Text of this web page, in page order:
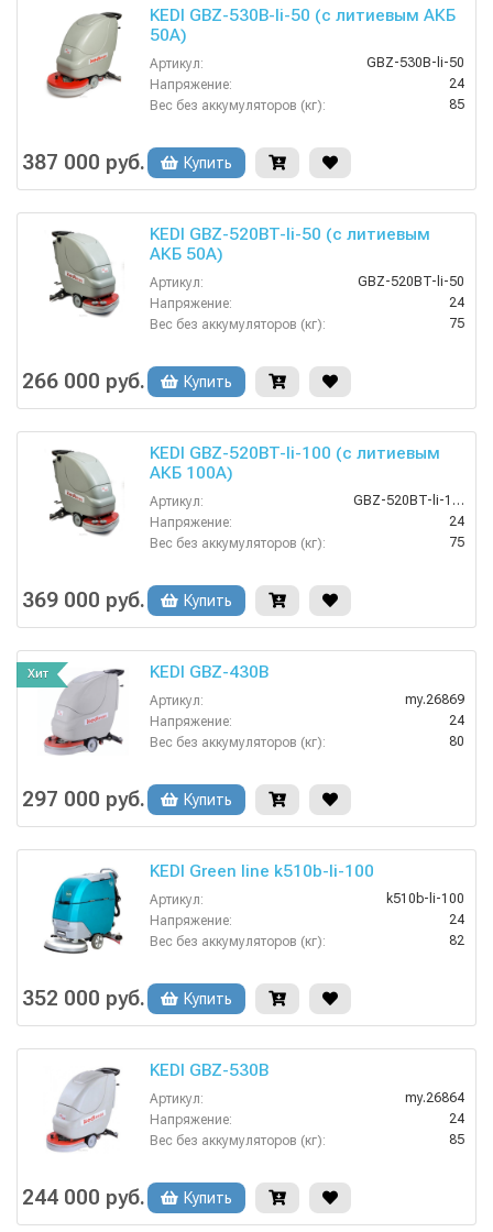
KEDI GBZ-530B-li-50 (с литиевым АКБ
50А)
Артикул:
GBZ-530B-li-50
Напряжение:
24
Вес без аккумуляторов (кг):
85
Габариты:
Давление прижима щеток:
387 000 руб. Купить
KEDI GBZ-520BT-li-50 (с литиевым
АКБ 50А)
Артикул:
GBZ-520BT-li-50
Напряжение:
24
Вес без аккумуляторов (кг):
75
Время заряда аккумуляторов:
Время работы от аккумуляторов (ч):
266 000 руб. Купить
KEDI GBZ-520BT-li-100 (с литиевым
АКБ 100А)
Артикул:
GBZ-520BT-li-100
Напряжение:
24
Вес без аккумуляторов (кг):
75
Время заряда аккумуляторов:
Время работы от аккумуляторов (ч):
369 000 руб. Купить
Хит KEDI GBZ-430B
Артикул:
my.26869
Напряжение:
24
Вес без аккумуляторов (кг):
80
Габариты:
Давление прижима щеток:
297 000 руб. Купить
KEDI Green line k510b-li-100
Артикул:
k510b-li-100
Напряжение:
24
Вес без аккумуляторов (кг):
82
Время заряда аккумуляторов:
Время работы от аккумуляторов (ч):
352 000 руб. Купить
KEDI GBZ-530B
Артикул:
my.26864
Напряжение:
24
Вес без аккумуляторов (кг):
85
Время работы от аккумуляторов (ч):
Габариты:
244 000 руб. Купить